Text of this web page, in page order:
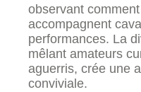
observant
accompagnent
performances. La
mêlant amateurs
aguerris, crée une
conviviale.